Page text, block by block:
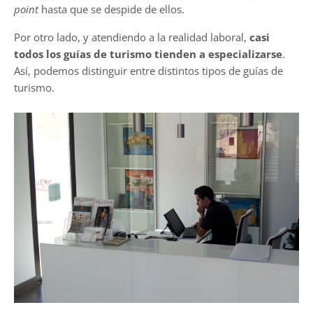
pointhasta que se despide de ellos.
Por otro lado, y atendiendo a la realidad laboral, casi
todos los guías de turismo tienden a especializarse.
Así, podemos distinguir entre distintos tipos de guías de
turismo.